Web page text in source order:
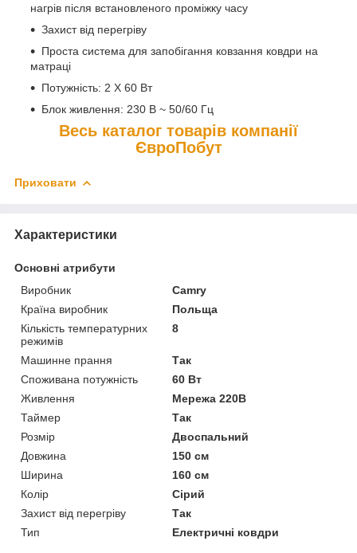
нагрів після встановленого проміжку часу
Захист від перегріву
Проста система для запобігання ковзання ковдри на
матраці
Потужність: 2 X 60 Вт
Блок живлення: 230 В ~ 50/60 Гц
Весь каталог товарів компанії
ЄвроПобут
Приховати
Характеристики
Основні атрибути
Виробник
Camry
Країна виробник
Польща
Кількість температурних
режимів
8
Машинне прання
Так
Споживана потужність
60 Вт
Живлення
Мережа 220В
Таймер
Так
Розмір
Двоспальний
Довжина
150 см
Ширина
160 см
Колір
Сірий
Захист від перегріву
Так
Тип
Електричні ковдри